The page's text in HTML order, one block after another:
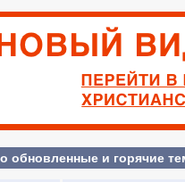
обновленные и горячие